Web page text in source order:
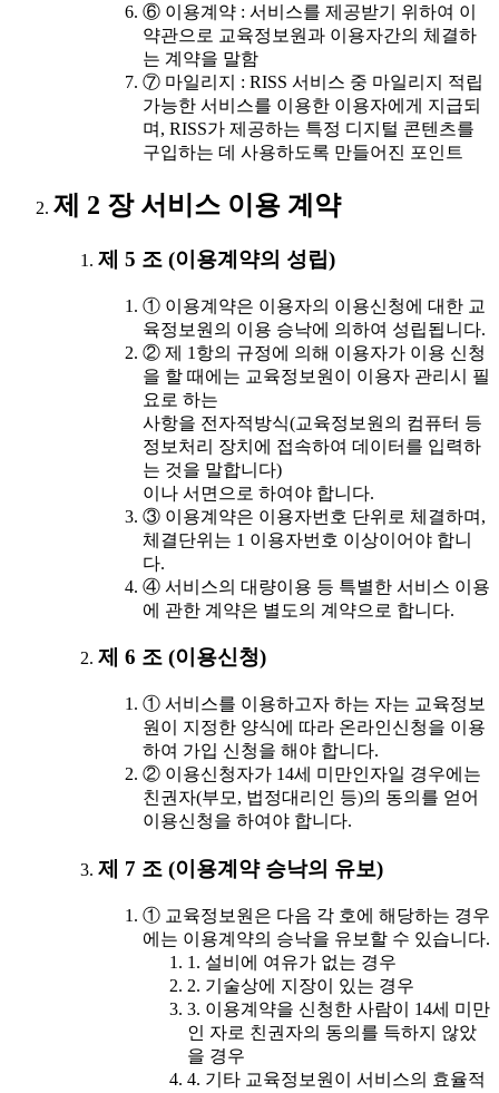
⑥ 이용계약 : 서비스를 제공받기 위하여 이
약관으로 교육정보원과 이용자간의 체결하
는 계약을 말함
⑦ 마일리지 : RISS 서비스 중 마일리지 적립
가능한 서비스를 이용한 이용자에게 지급되
며, RISS가 제공하는 특정 디지털 콘텐츠를
구입하는 데 사용하도록 만들어진 포인트
제 2 장 서비스 이용 계약
제 5 조 (이용계약의 성립)
① 이용계약은 이용자의 이용신청에 대한 교
육정보원의 이용 승낙에 의하여 성립됩니다.
② 제 1항의 규정에 의해 이용자가 이용 신청
을 할 때에는 교육정보원이 이용자 관리시 필
요로 하는
사항을 전자적방식(교육정보원의 컴퓨터 등
정보처리 장치에 접속하여 데이터를 입력하
는 것을 말합니다)
이나 서면으로 하여야 합니다.
③ 이용계약은 이용자번호 단위로 체결하며,
체결단위는 1 이용자번호 이상이어야 합니
다.
④ 서비스의 대량이용 등 특별한 서비스 이용
에 관한 계약은 별도의 계약으로 합니다.
제 6 조 (이용신청)
① 서비스를 이용하고자 하는 자는 교육정보
원이 지정한 양식에 따라 온라인신청을 이용
하여 가입 신청을 해야 합니다.
② 이용신청자가 14세 미만인자일 경우에는
친권자(부모, 법정대리인 등)의 동의를 얻어
이용신청을 하여야 합니다.
제 7 조 (이용계약 승낙의 유보)
① 교육정보원은 다음 각 호에 해당하는 경우
에는 이용계약의 승낙을 유보할 수 있습니다.
1. 설비에 여유가 없는 경우
2. 기술상에 지장이 있는 경우
3. 이용계약을 신청한 사람이 14세 미만
인 자로 친권자의 동의를 득하지 않았
을 경우
4. 기타 교육정보원이 서비스의 효율적